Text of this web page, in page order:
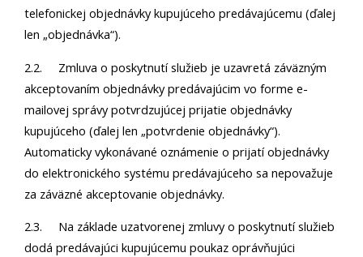
telefonickej objednávky kupujúceho predávajúcemu (ďalej
len „objednávka“).
2.2. Zmluva o poskytnutí služieb je uzavretá záväzným
akceptovaním objednávky predávajúcim vo forme e-
mailovej správy potvrdzujúcej prijatie objednávky
kupujúceho (ďalej len „potvrdenie objednávky“).
Automaticky vykonávané oznámenie o prijatí objednávky
do elektronického systému predávajúceho sa nepovažuje
za záväzné akceptovanie objednávky.
2.3. Na základe uzatvorenej zmluvy o poskytnutí služieb
dodá predávajúci kupujúcemu poukaz oprávňujúci